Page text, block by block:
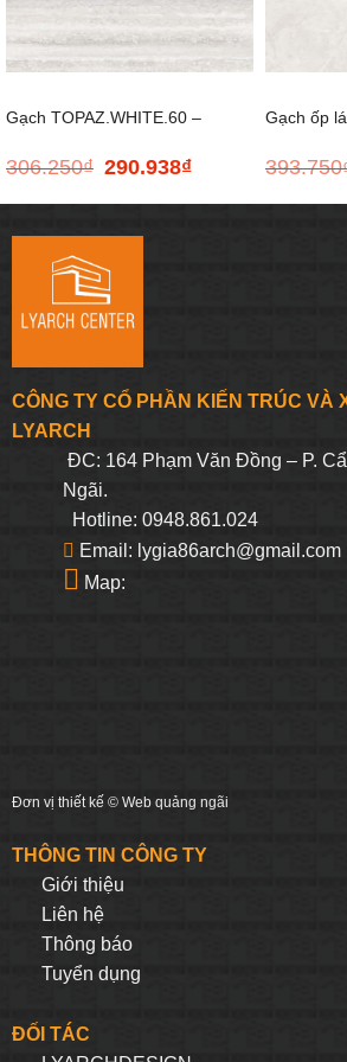
Gạch TOPAZ.WHITE.60 –
306.250₫ Giá
306.250₫.
290.938₫Giá
Gạch ốp
393.750
CÔNG TY CỔ PHẦN KIẾN TRÚC VÀ
LYARCH
ĐC: 164 Phạm Văn Đồng – P.
Ngãi.
Hotline: 0948.861.024
Email: lygia86arch@gmail.com
Map:
Đơn vị thiết kế © Web quảng ngãi
THÔNG TIN CÔNG TY
Giới thiệu
Liên hệ
Thông báo
Tuyển dụng
ĐỐI TÁC